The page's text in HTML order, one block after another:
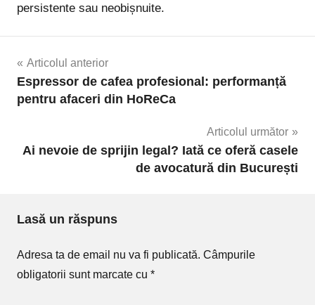
persistente sau neobișnuite.
Navigare
în
Articolul anterior
Espressor de cafea profesional: performanță
pentru afaceri din HoReCa
Articolul următor
Ai nevoie de sprijin legal? Iată ce oferă casele
de avocatură din București
Lasă un răspuns
Adresa ta de email nu va fi publicată. Câmpurile
obligatorii sunt marcate cu *